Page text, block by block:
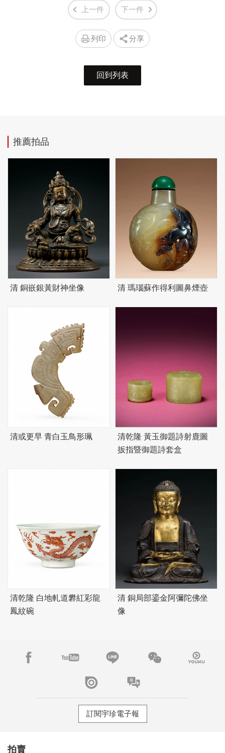
上一件 下一件
列印 分享
回到列表
推薦拍品
清 銅嵌銀黃財神坐像 清 瑪瑙蘇作得利圖鼻煙壺
清或更早 青白玉鳥形珮
清乾隆 黃玉御題詩射鹿圖
扳指暨御題詩套盒
清乾隆 白地軋道礬紅彩龍
鳳紋碗
清 銅局部鎏金阿彌陀佛坐
像
訂閱宇珍電子報
拍賣